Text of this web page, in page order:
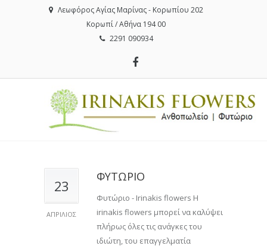
Λεωφόρος Αγίας Μαρίνας - Κορωπίου 202
Κορωπί / Αθήνα 194 00
2291 090934
23
ΑΠΡΊΛΙΟΣ
ΦΥΤΩΡΙΟ
Φυτώριο - Irinakis flowers Η
irinakis flowers μπορεί να καλύψει
πλήρως όλες τις ανάγκες του
ιδιώτη, του επαγγελματία